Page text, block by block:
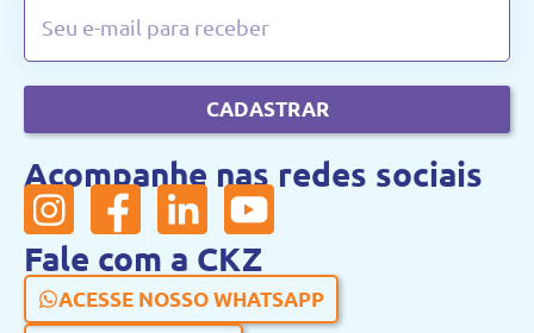
CADASTRAR
Acompanhe nas redes sociais
Fale com a CKZ
ACESSE NOSSO WHATSAPP